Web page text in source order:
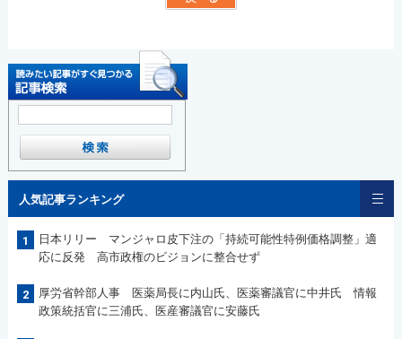
人気記事ランキング
1
日本リリー マンジャロ皮下注の「持続可能性特例価格調整」適
応に反発 高市政権のビジョンに整合せず
2
厚労省幹部人事 医薬局長に内山氏、医薬審議官に中井氏 情報
政策統括官に三浦氏、医産審議官に安藤氏